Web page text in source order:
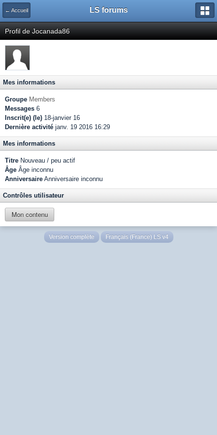
← Accueil LS forums
Profil de Jocanada86
Mes informations
Groupe Members
Messages 6
Inscrit(e) (le) 18-janvier 16
Dernière activité janv. 19 2016 16:29
Mes informations
Titre Nouveau / peu actif
Âge Âge inconnu
Anniversaire Anniversaire inconnu
Contrôles utilisateur
Mon contenu
Version complète Français (France) LS v4